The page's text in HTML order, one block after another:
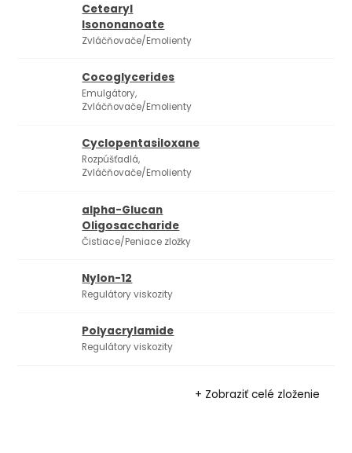
Cetearyl
Isononanoate
Zvláčňovače/Emolienty
Cocoglycerides
Emulgátory,
Zvláčňovače/Emolienty
Cyclopentasiloxane
Rozpúšťadlá,
Zvláčňovače/Emolienty
alpha-Glucan
Oligosaccharide
Čistiace/Peniace zložky
Nylon-12
Regulátory viskozity
Polyacrylamide
Regulátory viskozity
+ Zobraziť celé zloženie